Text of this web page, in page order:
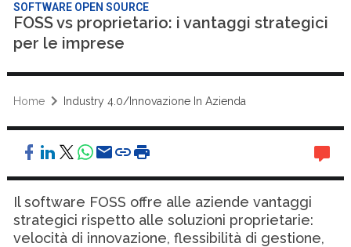
SOFTWARE OPEN SOURCE
FOSS vs proprietario: i vantaggi strategici
per le imprese
Home Industry 4.0/Innovazione In Azienda
Il software FOSS offre alle aziende vantaggi
strategici rispetto alle soluzioni proprietarie:
velocità di innovazione, flessibilità di gestione,